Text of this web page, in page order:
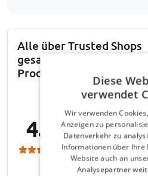
Alle über Trusted Shops
gesammelten
Produktbewertungen
4.9
Diese
verwendet
Wir verwenden
Anzeigen zu
Datenverkehr zu
Informationen über Ihre
Website auch an
Analysepartner